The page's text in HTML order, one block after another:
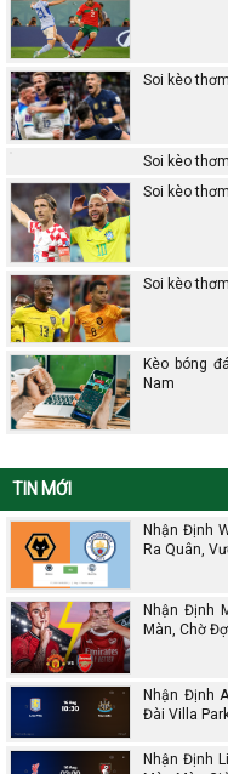
Soi kèo
Soi kèo
Soi kèo
Soi kèo
Kèo bóng
Nam
TIN MỚI
Nhận Định
Ra Quân,
Nhận Định
Màn, Chờ
Nhận Định
Đài Villa
Nhận Định